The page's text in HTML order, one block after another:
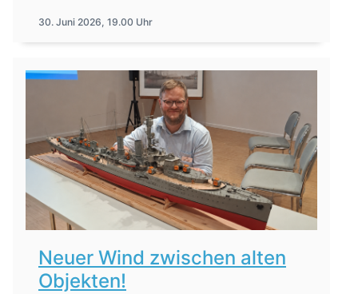
30. Juni 2026, 19.00 Uhr
Neuer Wind zwischen alten
Objekten!